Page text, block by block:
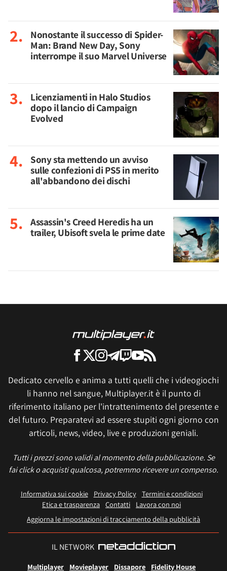
Nonostante il successo di Spider-
Man: Brand New Day, Sony
interrompe il suo Marvel Universe
Licenziamenti in Halo Studios
dopo il lancio di Campaign
Evolved
Sony sta mettendo un avviso
sulle confezioni di PS5 in merito
all'abbandono dei dischi
Assassin's Creed Heredis ha un
trailer, Ubisoft svela le prime date
Dedicato cervello e anima a tutti quelli che i videogiochi
li hanno nel sangue, Multiplayer.it è il punto di
riferimento italiano per l'intrattenimento del presente e
del futuro. Preparatevi ad essere stupiti ogni giorno con
articoli, news, video, live e produzioni geniali.
Tutti i prezzi sono validi al momento della pubblicazione. Se
fai click o acquisti qualcosa, potremmo ricevere un compenso.
Informativa sui cookie Privacy Policy
Termini e condizioni
Etica e trasparenza Contatti
Lavora con noi
Aggiorna le impostazioni di tracciamento della pubblicità
IL NETWORK
Multiplayer Movieplayer Dissapore Fidelity House